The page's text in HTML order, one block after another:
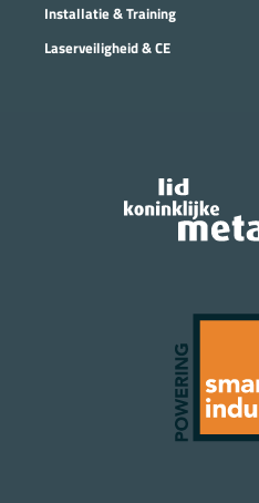
Installatie & Training
Laserveiligheid & CE